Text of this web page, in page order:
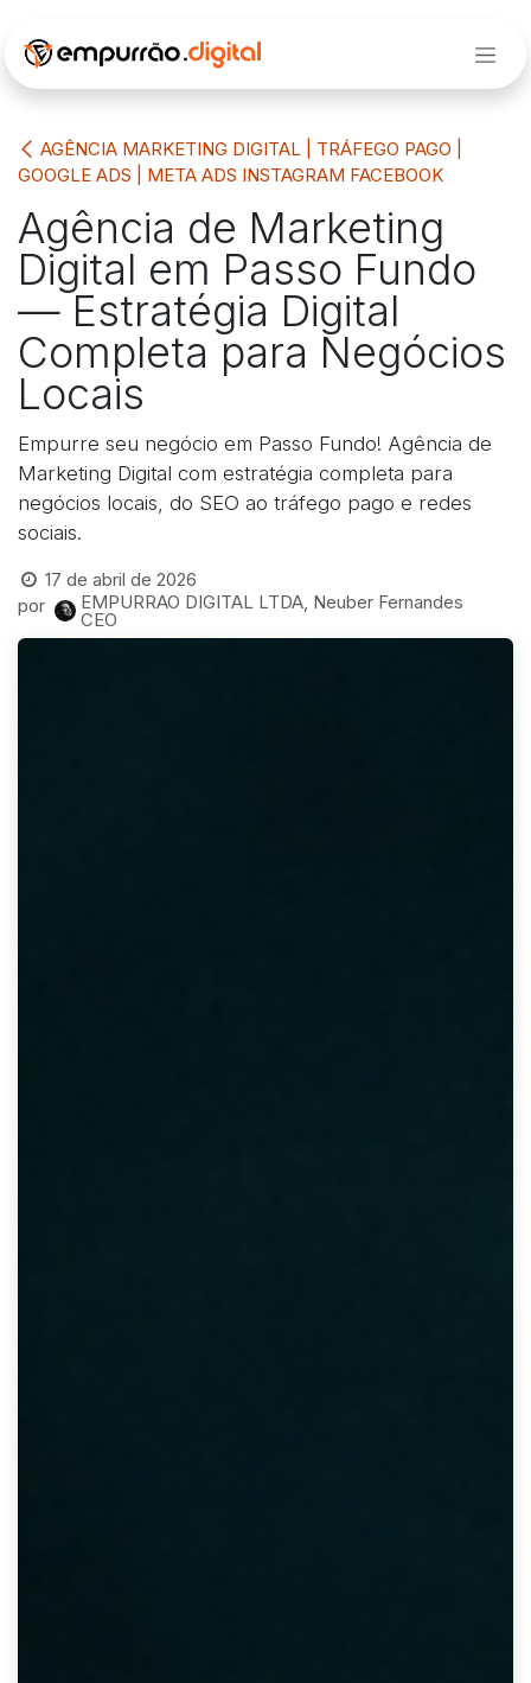
AGÊNCIA MARKETING DIGITAL | TRÁFEGO PAGO |
GOOGLE ADS | META ADS INSTAGRAM FACEBOOK
Agência de Marketing
Digital em Passo Fundo
— Estratégia Digital
Completa para Negócios
Locais
Empurre seu negócio em Passo Fundo! Agência de
Marketing Digital com estratégia completa para
negócios locais, do SEO ao tráfego pago e redes
sociais.
17 de abril de 2026
por
EMPURRAO DIGITAL LTDA, Neuber Fernandes
CEO